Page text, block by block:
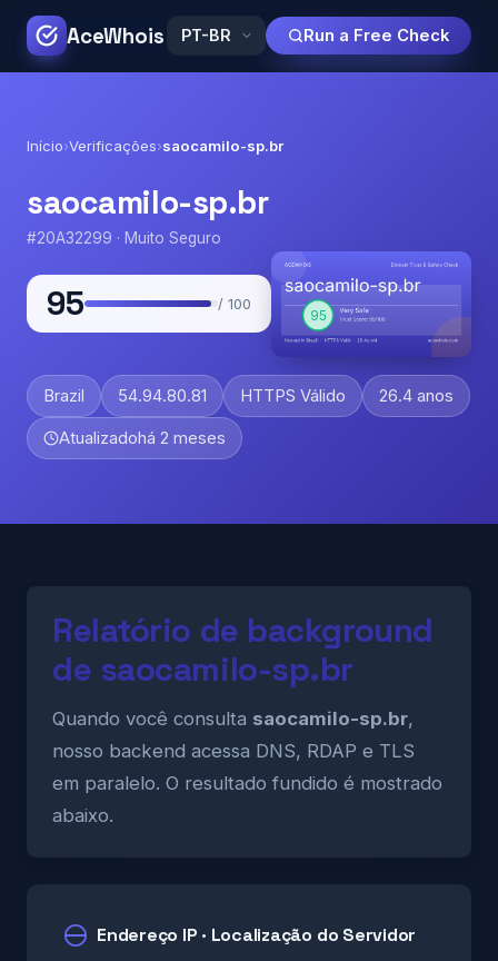
AceWhois Run a Free Check
Início›Verificações›saocamilo-sp.br
saocamilo-sp.br
#20A32299 · Muito Seguro
95 / 100
Brazil 54.94.80.81 HTTPS Válido 26.4 anos
Atualizadohá 2 meses
Relatório de background
de saocamilo-sp.br
Quando você consulta saocamilo-sp.br,
nosso backend acessa DNS, RDAP e TLS
em paralelo. O resultado fundido é mostrado
abaixo.
Endereço IP · Localização do Servidor